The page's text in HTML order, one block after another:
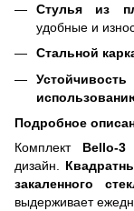
Стулья из
удобные и
Стальной
Подробное
Комплект Bello-3
дизайн.
закаленного
выдерживает